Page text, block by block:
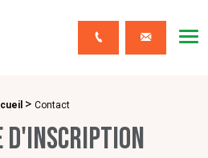
Contact
> Contact
d'inscription